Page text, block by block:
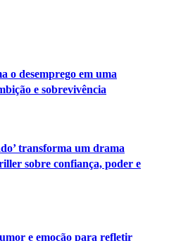
o desemprego em uma
e sobrevivência
transforma um drama
sobre confiança, poder e
e emoção para refletir